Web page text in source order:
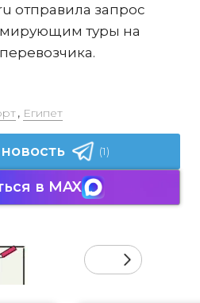
отправила запрос
туры на
, Египет
(1)
в MAX